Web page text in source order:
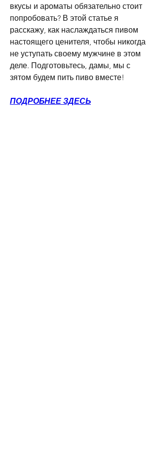
вкусы и ароматы обязательно стоит
попробовать? В этой статье я
расскажу, как наслаждаться пивом
настоящего ценителя, чтобы никогда
не уступать своему мужчине в этом
деле. Подготовьтесь, дамы, мы с
зятом будем пить пиво вместе!
ПОДРОБНЕЕ ЗДЕСЬ